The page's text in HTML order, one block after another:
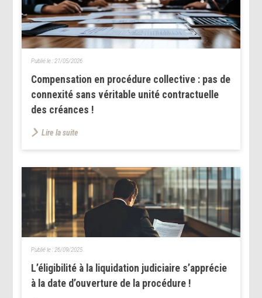
Compensation en procédure collective : pas de
connexité sans véritable unité contractuelle
des créances !
Publié le : 21/05/2026
Lire la suite
L’éligibilité à la liquidation judiciaire s’apprécie
à la date d’ouverture de la procédure !
Publié le : 26/09/2025